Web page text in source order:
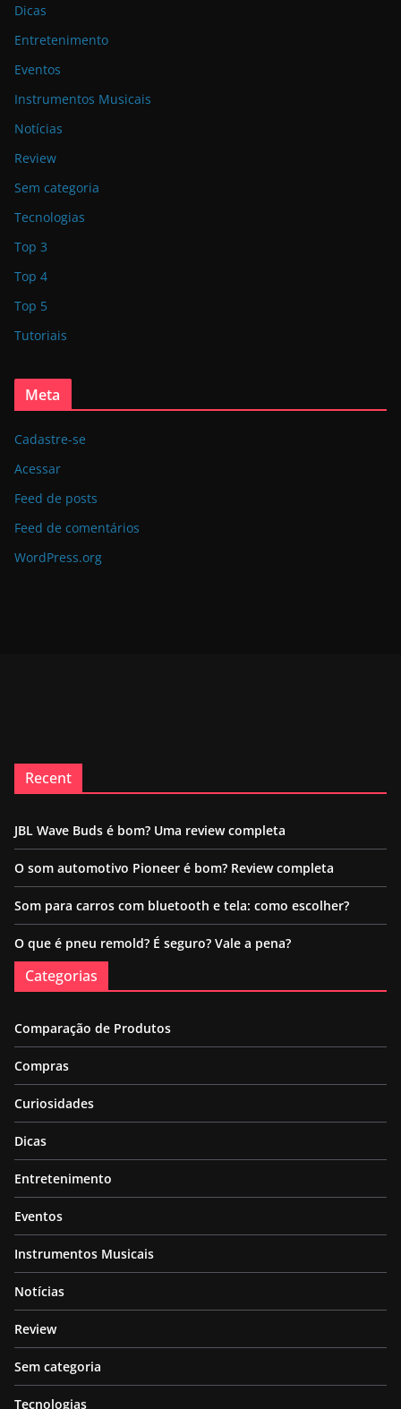
Dicas
Entretenimento
Eventos
Instrumentos Musicais
Notícias
Review
Sem categoria
Tecnologias
Top 3
Top 4
Top 5
Tutoriais
Meta
Cadastre-se
Acessar
Feed de posts
Feed de comentários
WordPress.org
Recent
JBL Wave Buds é bom? Uma review completa
O som automotivo Pioneer é bom? Review completa
Som para carros com bluetooth e tela: como escolher?
O que é pneu remold? É seguro? Vale a pena?
Categorias
Comparação de Produtos
Compras
Curiosidades
Dicas
Entretenimento
Eventos
Instrumentos Musicais
Notícias
Review
Sem categoria
Tecnologias